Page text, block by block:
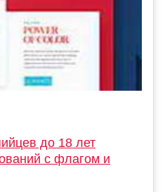
до 18 лет
с флагом и